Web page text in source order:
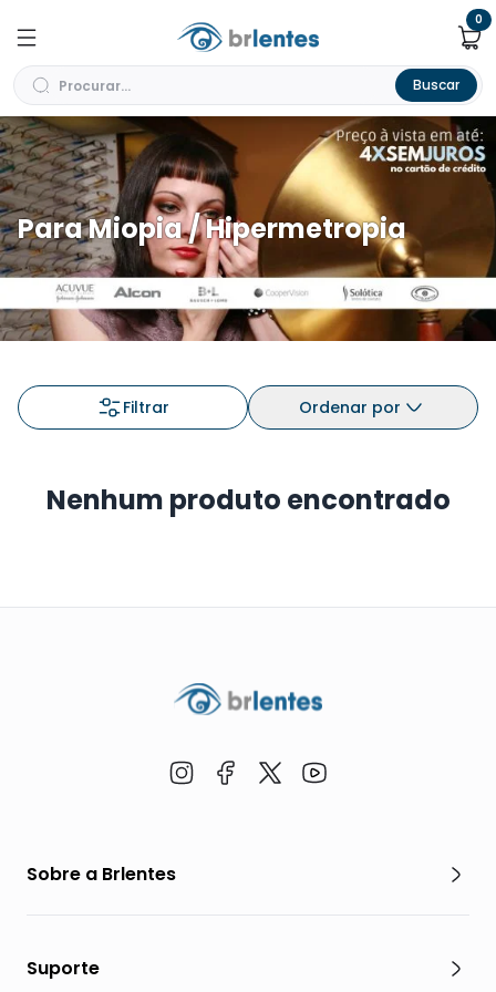
Buscar
0
Para Miopia / Hipermetropia
Filtrar Ordenar por
Nenhum produto encontrado
Sobre a Brlentes
Suporte